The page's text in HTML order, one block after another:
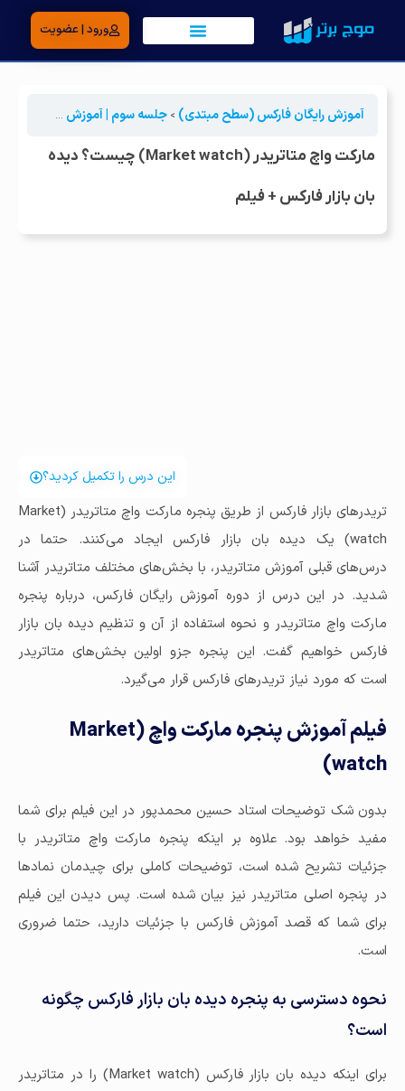
ورود | عضویت
آموزش رایگان فارکس (سطح مبتدی) جلسه سوم | آموزش متاتریدر
مارکت واچ متاتریدر (Market watch) چیست؟ دیده
بان بازار فارکس + فیلم
این درس را تکمیل کردید؟
تریدرهای بازار فارکس از طریق پنجره مارکت واچ متاتریدر (Market
watch) یک دیده بان بازار فارکس ایجاد می‌کنند. حتما در
درس‌های قبلی آموزش متاتریدر، با بخش‌های مختلف متاتریدر آشنا
شدید. در این درس از دوره آموزش رایگان فارکس، درباره پنجره
مارکت واچ متاتریدر و نحوه استفاده از آن و تنظیم دیده بان بازار
فارکس خواهیم گفت. این پنجره جزو اولین بخش‌های متاتریدر
است که مورد نیاز تریدرهای فارکس قرار می‌گیرد.
فیلم آموزش پنجره مارکت واچ (Market
watch)
بدون شک توضیحات استاد حسین محمدپور در این فیلم برای شما
مفید خواهد بود. علاوه بر اینکه پنجره مارکت واچ متاتریدر با
جزئیات تشریح شده است، توضیحات کاملی برای چیدمان نمادها
در پنجره اصلی متاتریدر نیز بیان شده است. پس دیدن این فیلم
برای شما که قصد آموزش فارکس با جزئیات دارید، حتما ضروری
است.
نحوه دسترسی به پنجره دیده بان بازار فارکس چگونه
است؟
برای اینکه دیده بان بازار فارکس (Market watch) را در متاتریدر